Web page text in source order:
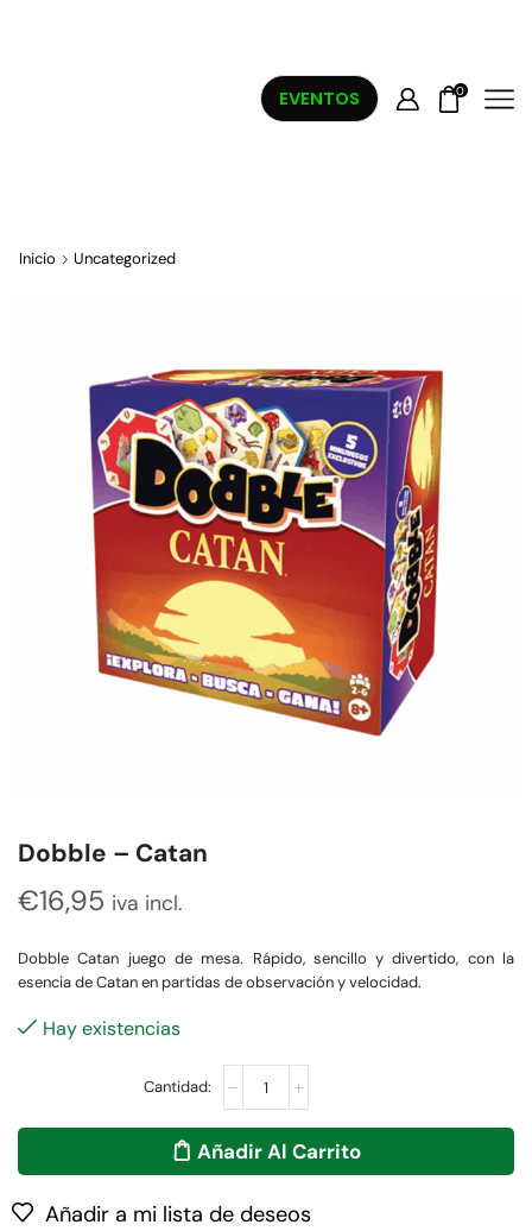
EVENTOS 0
Inicio Uncategorized
Dobble – Catan
€16,95 iva incl.
Dobble Catan juego de mesa. Rápido, sencillo y divertido, con la
esencia de Catan en partidas de observación y velocidad.
Hay existencias
Añadir Al Carrito
Añadir a mi lista de deseos